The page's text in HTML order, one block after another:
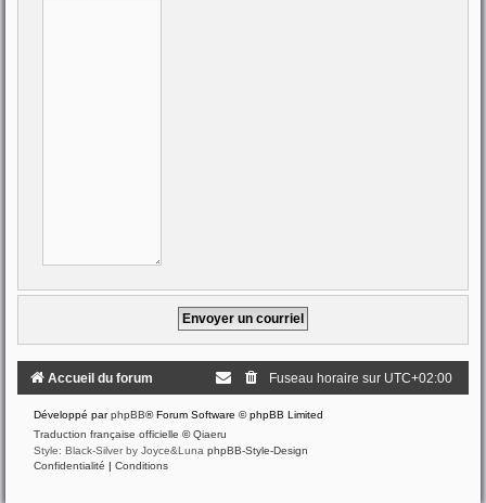
Accueil du forum Fuseau horaire sur UTC+02:00
Développé parphpBB® Forum Software © phpBB Limited
Traduction française officielle ©Qiaeru
Style: Black-Silver by Joyce&Luna phpBB-Style-Design
Confidentialité
Conditions